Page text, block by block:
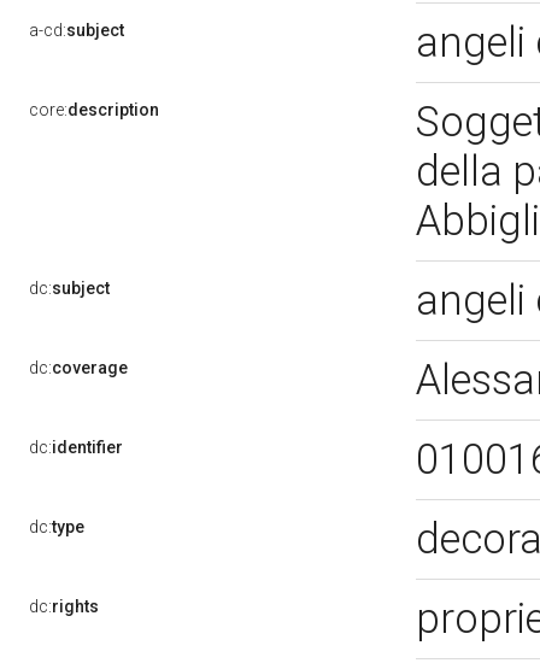
a-cd:subject
core:description
della
dc:subject
dc:coverage
dc:identifier
dc:type
dc:rights